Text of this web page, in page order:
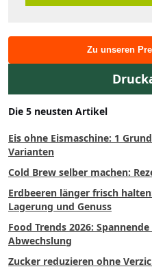
Zu unseren
Die 5 neusten Artikel
Eis ohne Eismaschine: 1
Varianten
Cold Brew selber machen:
Erdbeeren länger frisch
Lagerung und Genuss
Food Trends 2026:
Abwechslung
Zucker reduzieren ohne